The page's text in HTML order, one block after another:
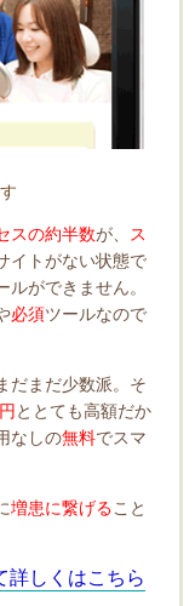
スの約半数が、 ス
イトがない状態で
ができません。
必須ツールなので
だまだ少数派。そ
ととても高額だか
なしの無料でスマ
増患に繋げること
詳しくはこちら